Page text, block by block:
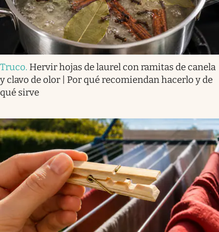
Truco. Hervir hojas de laurel con ramitas de canela
y clavo de olor | Por qué recomiendan hacerlo y de
qué sirve